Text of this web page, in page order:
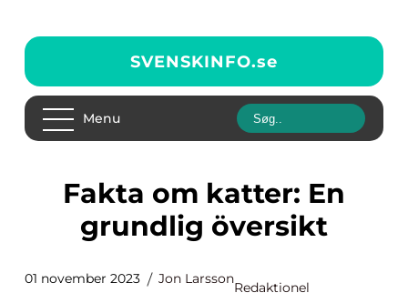
SVENSKINFO.se
Menu
Fakta om katter: En
grundlig översikt
01 november 2023 Jon Larsson
Redaktionel